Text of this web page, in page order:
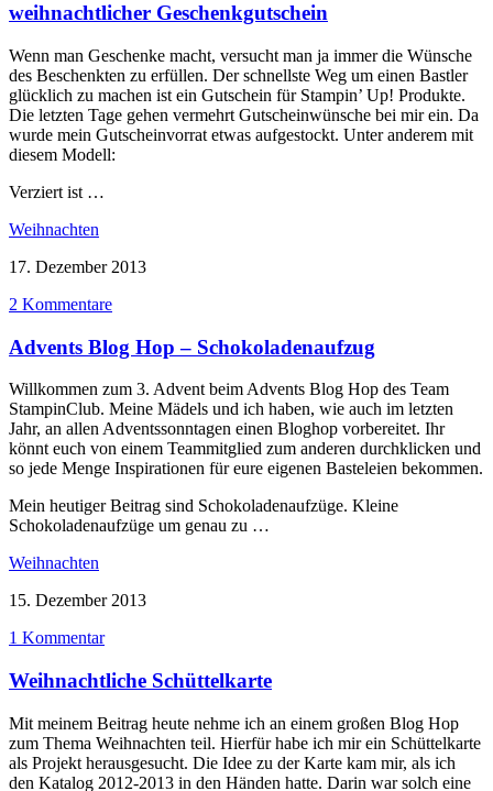
weihnachtlicher Geschenkgutschein
Wenn man Geschenke macht, versucht man ja immer die Wünsche
des Beschenkten zu erfüllen. Der schnellste Weg um einen Bastler
glücklich zu machen ist ein Gutschein für Stampin’ Up! Produkte.
Die letzten Tage gehen vermehrt Gutscheinwünsche bei mir ein. Da
wurde mein Gutscheinvorrat etwas aufgestockt. Unter anderem mit
diesem Modell:
Verziert ist …
Weihnachten
17. Dezember 2013
2 Kommentare
Advents Blog Hop – Schokoladenaufzug
Willkommen zum 3. Advent beim Advents Blog Hop des Team
StampinClub. Meine Mädels und ich haben, wie auch im letzten
Jahr, an allen Adventssonntagen einen Bloghop vorbereitet. Ihr
könnt euch von einem Teammitglied zum anderen durchklicken und
so jede Menge Inspirationen für eure eigenen Basteleien bekommen.
Mein heutiger Beitrag sind Schokoladenaufzüge. Kleine
Schokoladenaufzüge um genau zu …
Weihnachten
15. Dezember 2013
1 Kommentar
Weihnachtliche Schüttelkarte
Mit meinem Beitrag heute nehme ich an einem großen Blog Hop
zum Thema Weihnachten teil. Hierfür habe ich mir ein Schüttelkarte
als Projekt herausgesucht. Die Idee zu der Karte kam mir, als ich
den Katalog 2012-2013 in den Händen hatte. Darin war solch eine